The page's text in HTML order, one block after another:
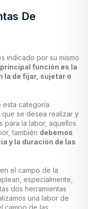
De
indicado por su mismo
principal función es la
la de fijar, sujetar o
esta categoría
que se desea realizar y
para la labor, aquellos
también debemos
y la duración de las
el campo de la
especialmente,
dos herramientas
una labor de